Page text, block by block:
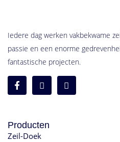
Iedere dag werken vakbekwame
passie en een enorme
fantastische projecten.
Producten
Zeil-Doek